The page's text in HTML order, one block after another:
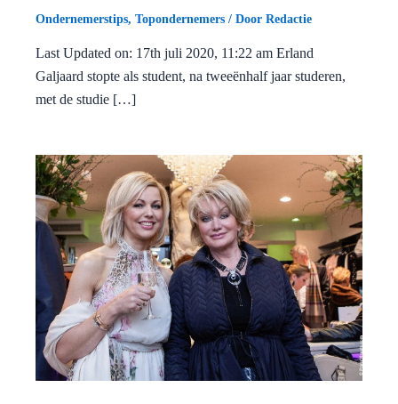
Ondernemerstips, Topondernemers / Door Redactie
Last Updated on: 17th juli 2020, 11:22 am Erland
Galjaard stopte als student, na tweeënhalf jaar studeren,
met de studie […]